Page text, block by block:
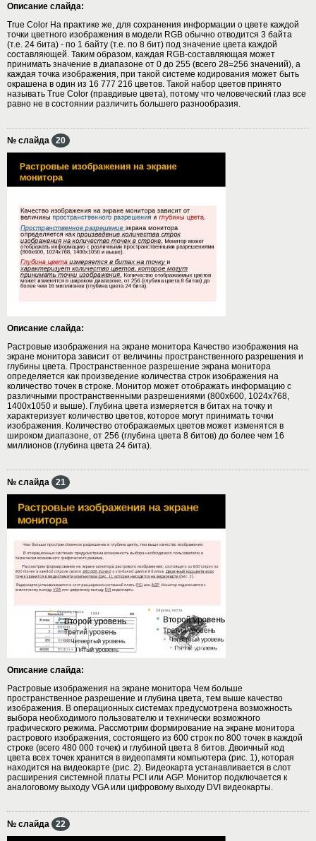
Описание слайда:
True Color На практике же, для сохранения информации о цвете каждой
точки цветного изображения в модели RGB обычно отводится 3 байта
(т.е. 24 бита) - по 1 байту (т.е. по 8 бит) под значение цвета каждой
составляющей. Таким образом, каждая RGB-составляющая может
принимать значение в диапазоне от 0 до 255 (всего 28=256 значений), а
каждая точка изображения, при такой системе кодирования может быть
окрашена в один из 16 777 216 цветов. Такой набор цветов принято
называть True Color (правдивые цвета), потому что человеческий глаз все
равно не в состоянии различить большего разнообразия.
№ слайда 20
Описание слайда:
Растровые изображения на экране монитора Качество изображения на
экране монитора зависит от величины пространственного разрешения и
глубины цвета. Пространственное разрешение экрана монитора
определяется как произведение количества строк изображения на
количество точек в строке. Монитор может отображать информацию с
различными пространственными разрешениями (800х600, 1024х768,
1400х1050 и выше). Глубина цвета измеряется в битах на точку и
характеризует количество цветов, которое могут принимать точки
изображения. Количество отображаемых цветов может изменятся в
широком диапазоне, от 256 (глубина цвета 8 битов) до более чем 16
миллионов (глубина цвета 24 бита).
№ слайда 21
Описание слайда:
Растровые изображения на экране монитора Чем больше
пространственное разрешение и глубина цвета, тем выше качество
изображения. В операционных системах предусмотрена возможность
выбора необходимого пользователю и технически возможного
графического режима. Рассмотрим формирование на экране монитора
растрового изображения, состоящего из 600 строк по 800 точек в каждой
строке (всего 480 000 точек) и глубиной цвета 8 битов. Двоичный код
цвета всех точек хранится в видеопамяти компьютера (рис. 1), которая
находится на видеокарте (рис. 2). Видеокарта устанавливается в слот
расширения системной платы PCI или AGP. Монитор подключается к
аналоговому выходу VGA или цифровому выходу DVI видеокарты.
№ слайда 22